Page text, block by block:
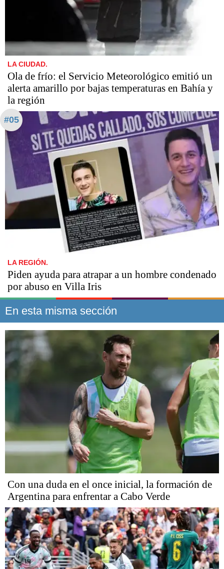
LA CIUDAD.
Ola de frío: el Servicio Meteorológico emitió un
alerta amarillo por bajas temperaturas en Bahía y
la región
#05
LA REGIÓN.
Piden ayuda para atrapar a un hombre condenado
por abuso en Villa Iris
En esta misma sección
Con una duda en el once inicial, la formación de
Argentina para enfrentar a Cabo Verde